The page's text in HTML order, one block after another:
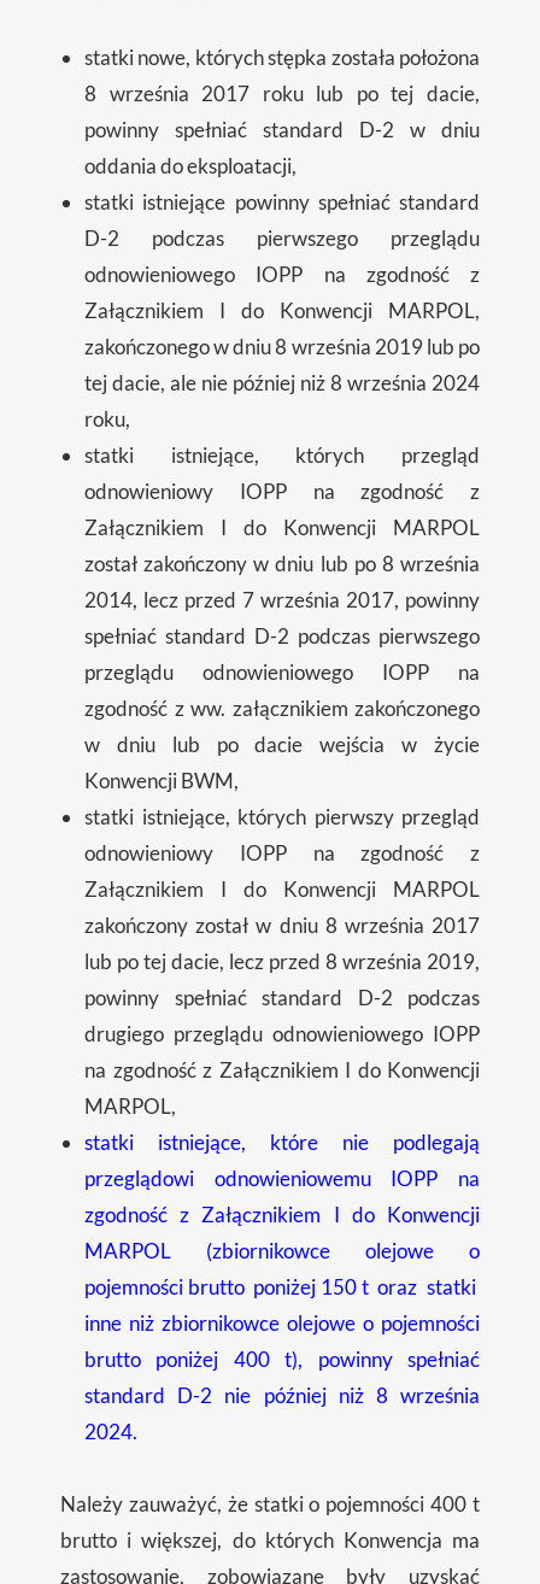
statki nowe, których stępka została położona
8 września 2017 roku lub po tej dacie,
powinny spełniać standard D-2 w dniu
oddania do eksploatacji,
statki istniejące powinny spełniać standard
D-2 podczas pierwszego przeglądu
odnowieniowego IOPP na zgodność z
Załącznikiem I do Konwencji MARPOL,
zakończonego w dniu 8 września 2019 lub po
tej dacie, ale nie później niż 8 września 2024
roku,
statki istniejące, których przegląd
odnowieniowy IOPP na zgodność z
Załącznikiem I do Konwencji MARPOL
został zakończony w dniu lub po 8 września
2014, lecz przed 7 września 2017, powinny
spełniać standard D-2 podczas pierwszego
przeglądu odnowieniowego IOPP na
zgodność z ww. załącznikiem zakończonego
w dniu lub po dacie wejścia w życie
Konwencji BWM,
statki istniejące, których pierwszy przegląd
odnowieniowy IOPP na zgodność z
Załącznikiem I do Konwencji MARPOL
zakończony został w dniu 8 września 2017
lub po tej dacie, lecz przed 8 września 2019,
powinny spełniać standard D-2 podczas
drugiego przeglądu odnowieniowego IOPP
na zgodność z Załącznikiem I do Konwencji
MARPOL,
statki istniejące, które nie podlegają
przeglądowi odnowieniowemu IOPP na
zgodność z Załącznikiem I do Konwencji
MARPOL (zbiornikowce olejowe o
pojemności brutto poniżej 150 t oraz statki
inne niż zbiornikowce olejowe o pojemności
brutto poniżej 400 t), powinny spełniać
standard D-2 nie później niż 8 września
2024.
Należy zauważyć, że statki o pojemności 400 t
brutto i większej, do których Konwencja ma
zastosowanie, zobowiązane były uzyskać